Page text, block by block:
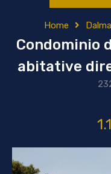
Home
Condominio
abitative